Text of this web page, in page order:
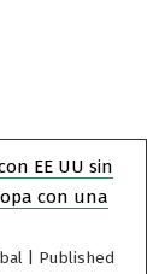
EE UU sin
con una
Published